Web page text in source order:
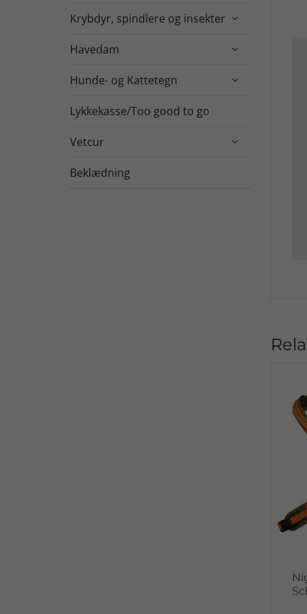
Krybdyr, spindlere og insekter 
Havedam 
Hunde- og Kattetegn 
Lykkekasse/Too good to go
Vetcur 
Beklædning